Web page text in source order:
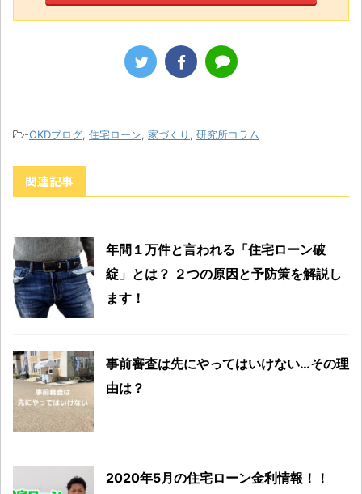
-OKDブログ, 住宅ローン, 家づくり , 研究所コラム
関連記事
年間１万件と言われる「住宅ローン破
綻」とは？ ２つの原因と予防策を解説し
ます！
事前審査は先にやってはいけない…その理
由は？
2020年5月の住宅ローン金利情報！！